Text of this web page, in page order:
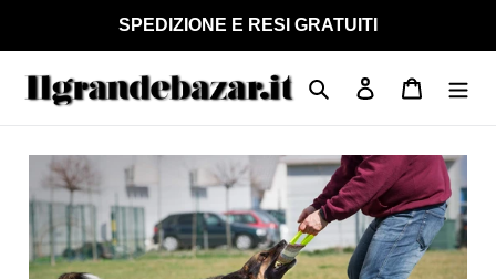
contenuti
SPEDIZIONE E RESI GRATUITI
Cerca Accedi Carrello